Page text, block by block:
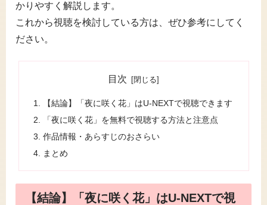
かりやすく解説します。
これから視聴を検討している方は、ぜひ参考にしてく
ださい。
目次
【結論】「夜に咲く花」はU-NEXTで視聴できます
「夜に咲く花」を無料で視聴する方法と注意点
作品情報・あらすじのおさらい
まとめ
【結論】「夜に咲く花」はU-NEXTで視